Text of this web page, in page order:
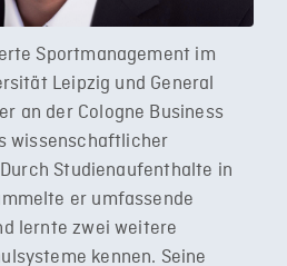
Sportmanagement im
Leipzig und General
an der Cologne Business
wissenschaftlicher
Studienaufenthalte in
er umfassende
lernte zwei weitere
kennen. Seine